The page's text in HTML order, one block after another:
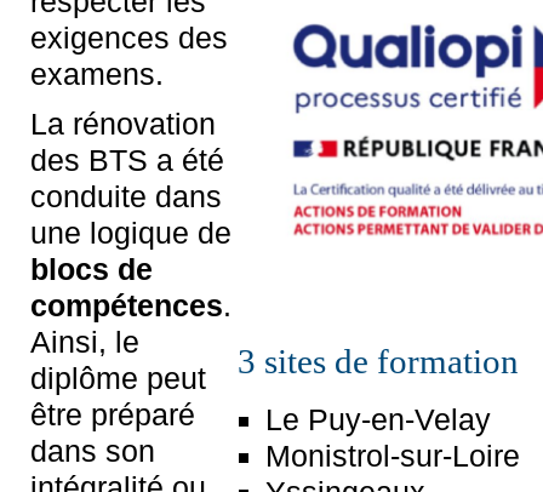
exigences des
examens.
La rénovation
des BTS a été
conduite dans
une logique de
blocs de
compétences.
Ainsi, le
diplôme peut
être préparé
dans son
3 sites de formation
Le Puy-en-Velay
Monistrol-sur-Loire